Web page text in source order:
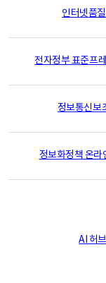
인터넷품
전자정부 표준프
정보통신보
정보화정책 온라
AI 허브